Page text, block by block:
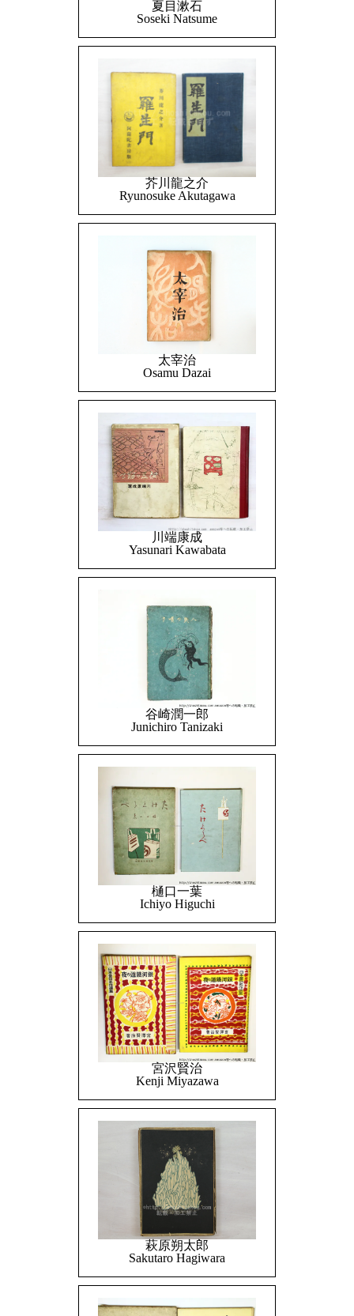
夏目漱石
Soseki Natsume
芥川龍之介
Ryunosuke Akutagawa
太宰治
Osamu Dazai
川端康成
Yasunari Kawabata
谷崎潤一郎
Junichiro Tanizaki
樋口一葉
Ichiyo Higuchi
宮沢賢治
Kenji Miyazawa
萩原朔太郎
Sakutaro Hagiwara